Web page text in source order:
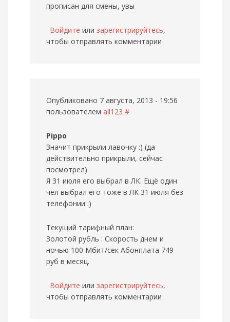
прописан для смены, увы
Войдите или зарегистрируйтесь,
чтобы отправлять комментарии
Опубликовано 7 августа, 2013 - 19:56
пользователем all123 #
Pippo
Значит прикрыли лавочку :) (да
действительно прикрыли, сейчас
посмотрел)
Я 31 июля его выбрал в ЛК. Ещё один
чел выбрал его тоже в ЛК 31 июля без
телефонии :)
Текущий тарифный план:
Золотой рубль : Скорость днем и
ночью 100 Мбит/сек Абонплата 749
руб в месяц.
Войдите или зарегистрируйтесь,
чтобы отправлять комментарии